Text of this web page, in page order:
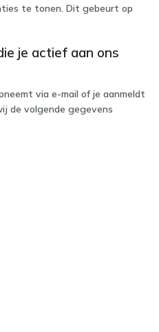
te tonen. Dit gebeurt op
je actief aan ons
via e-mail of je aanmeldt
de volgende gegevens